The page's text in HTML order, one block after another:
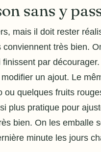
sans y
mais il doit rester
très bien.
par décourager.
un ajout. Le
quelques fruits
plus pratique pour
bien. On les emballe
minute les jours